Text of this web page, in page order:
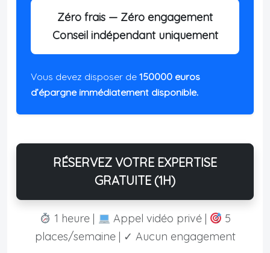
Zéro frais — Zéro engagement
Conseil indépendant uniquement
Vous devez disposer de 150000 euros
d’épargne immédiatement disponible.
RÉSERVEZ VOTRE EXPERTISE
GRATUITE (1H)
1 heure | Appel vidéo privé |
5
places/semaine | ✓ Aucun engagement